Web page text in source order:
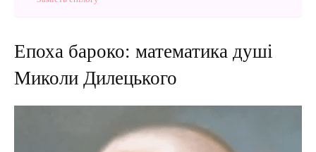
Епоха бароко: математика душі
Миколи Дилецького